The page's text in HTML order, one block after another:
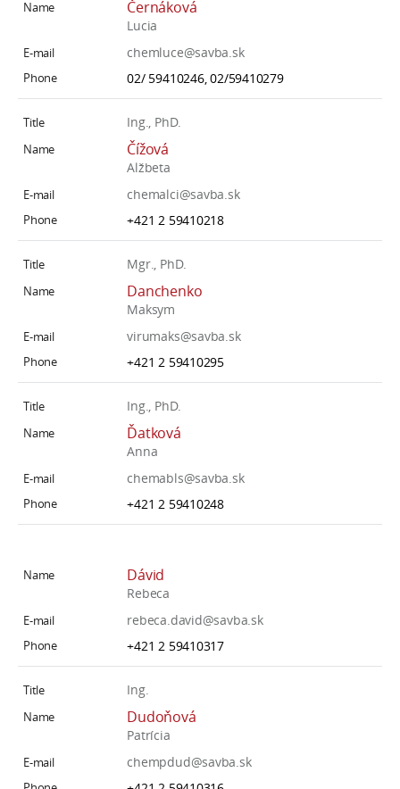
Černáková
Lucia
chemluce@savba.sk
02/ 59410246, 02/59410279
Ing., PhD.
Čížová
Alžbeta
chemalci@savba.sk
+421 2 59410218
Mgr., PhD.
Danchenko
Maksym
virumaks@savba.sk
+421 2 59410295
Ing., PhD.
Ďatková
Anna
chemabls@savba.sk
+421 2 59410248
Dávid
Rebeca
rebeca.david@savba.sk
+421 2 59410317
Ing.
Dudoňová
Patrícia
chempdud@savba.sk